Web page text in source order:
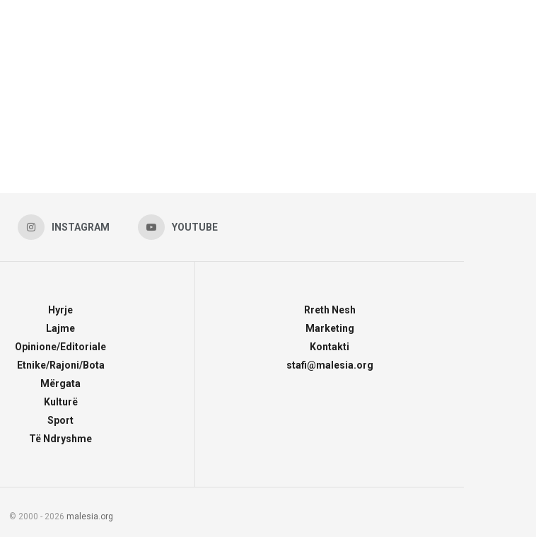
INSTAGRAM YOUTUBE
Hyrje
Lajme
Opinione/Editoriale
Etnike/Rajoni/Bota
Mërgata
Kulturë
Sport
Të Ndryshme
Rreth Nesh
Marketing
Kontakti
stafi@malesia.org
© 2000 - 2026 malesia.org